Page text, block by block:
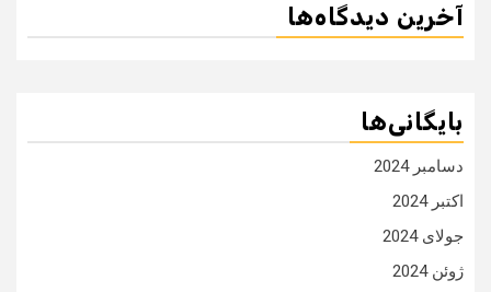
آخرین دیدگاه‌ها
بایگانی‌ها
دسامبر 2024
اکتبر 2024
جولای 2024
ژوئن 2024